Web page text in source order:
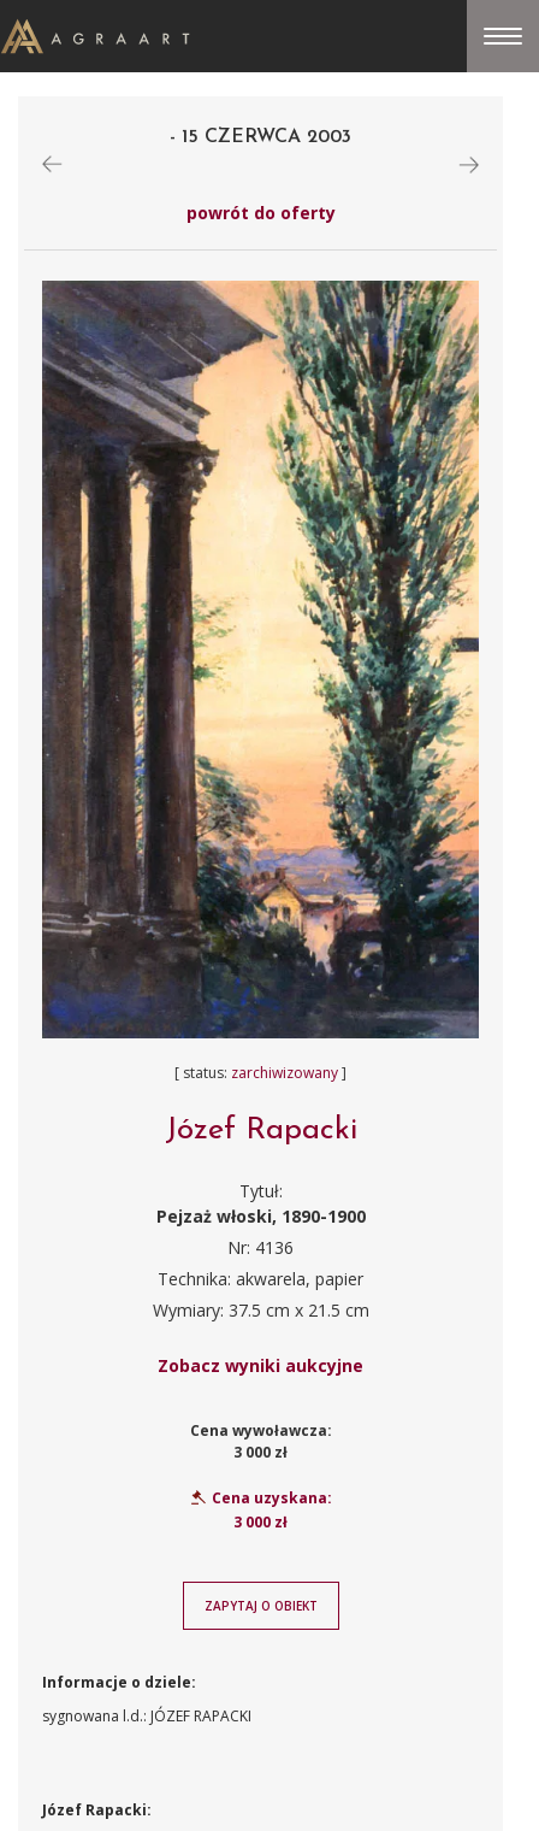
- 15 CZERWCA 2003
powrót do oferty
[ status: zarchiwizowany]
Józef Rapacki
Tytuł:
Pejzaż włoski, 1890-1900
Nr: 4136
Technika: akwarela, papier
Wymiary: 37.5 cm x 21.5 cm
Zobacz wyniki aukcyjne
Cena wywoławcza:
3 000 zł
Cena uzyskana:
3 000 zł
ZAPYTAJ O OBIEKT
Informacje o dziele:
sygnowana l.d.: JÓZEF RAPACKI
Józef Rapacki: